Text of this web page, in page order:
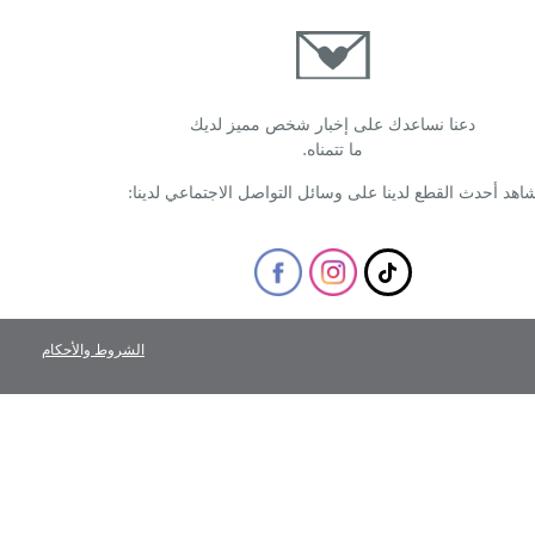
دعنا نساعدك على إخبار شخص مميز لديك
ما تتمناه.
أحدث القطع لدينا على وسائل التواصل الاجتماعي لدينا:
الشروط والأحكام